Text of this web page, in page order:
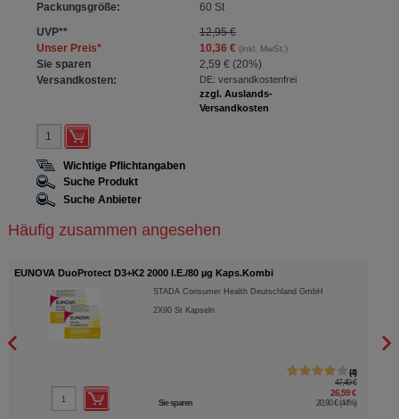
Packungsgröße:
60 St
UVP**
12,95 €
Unser Preis* 10,36 €(inkl. MwSt.)
Sie sparen 2,59 € (20%)
Versandkosten:
DE: versandkostenfrei
zzgl. Auslands-
Versandkosten
Wichtige Pflichtangaben
Suche Produkt
Suche Anbieter
Häufig zusammen angesehen
EUNOVA DuoProtect D3+K2 2000 I.E./80 µg Kaps.Kombi
STADA Consumer Health Deutschland GmbH
2X90St Kapseln
4
47,49 €
26,59 €
Sie sparen 20,90 € (44%)